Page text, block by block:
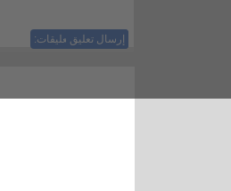
ليست هناك تعليقات:
إرسال تعليق